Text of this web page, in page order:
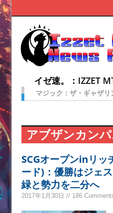
イゼ速。：IZZET
マジック：ザ・ギャザ
アブザンカン
SCGオープンinリッ
ード)：優勝はジェ
緑と勢力を二分へ
2017年1月30日 // 186